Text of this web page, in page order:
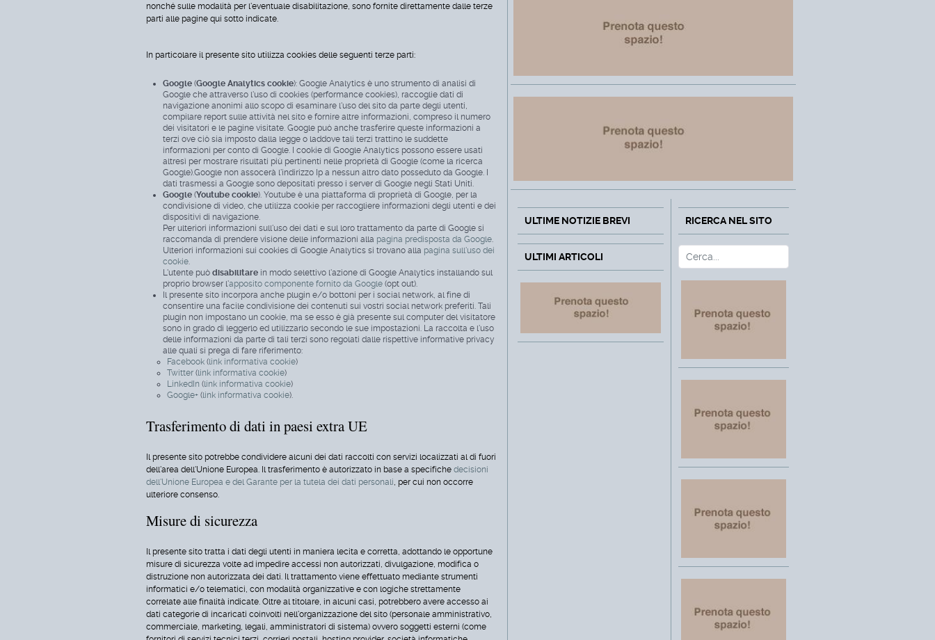
nonché sulle modalità per l'eventuale disabilitazione, sono fornite direttamente dalle terze
parti alle pagine qui sotto indicate.
In particolare il presente sito utilizza cookies delle seguenti terze parti:
Google (Google Analytics cookie): Google Analytics è uno strumento di analisi di
Google che attraverso l'uso di cookies (performance cookies), raccoglie dati di
navigazione anonimi allo scopo di esaminare l'uso del sito da parte degli utenti,
compilare report sulle attività nel sito e fornire altre informazioni, compreso il numero
dei visitatori e le pagine visitate. Google può anche trasferire queste informazioni a
terzi ove ciò sia imposto dalla legge o laddove tali terzi trattino le suddette
informazioni per conto di Google. I cookie di Google Analytics possono essere usati
altresì per mostrare risultati più pertinenti nelle proprietà di Google (come la ricerca
Google).Google non assocerà l'indirizzo Ip a nessun altro dato posseduto da Google. I
dati trasmessi a Google sono depositati presso i server di Google negli Stati Uniti.
Google (Youtube cookie). Youtube è una piattaforma di proprietà di Google, per la
condivisione di video, che utilizza cookie per raccogliere informazioni degli utenti e dei
dispositivi di navigazione.
Per ulteriori informazioni sull'uso dei dati e sul loro trattamento da parte di Google si
raccomanda di prendere visione delle informazioni alla pagina predisposta da Google.
Ulteriori informazioni sui cookies di Google Analytics si trovano alla pagina sull'uso dei
cookie.
L'utente può disabilitare in modo selettivo l'azione di Google Analytics installando sul
proprio browser l'apposito componente fornito da Google (opt out).
Il presente sito incorpora anche plugin e/o bottoni per i social network, al fine di
consentire una facile condivisione dei contenuti sui vostri social network preferiti. Tali
plugin non impostano un cookie, ma se esso è già presente sul computer del visitatore
sono in grado di leggerlo ed utilizzarlo secondo le sue impostazioni. La raccolta e l'uso
delle informazioni da parte di tali terzi sono regolati dalle rispettive informative privacy
alle quali si prega di fare riferimento:
Facebook (link informativa cookie)
Twitter (link informativa cookie)
LinkedIn (link informativa cookie)
Google+ (link informativa cookie).
Trasferimento di dati in paesi extra UE
Il presente sito potrebbe condividere alcuni dei dati raccolti con servizi localizzati al di fuori
dell'area dell'Unione Europea. Il trasferimento è autorizzato in base a specifiche decisioni
dell'Unione Europea e del Garante per la tutela dei dati personali, per cui non occorre
ulteriore consenso.
Misure di sicurezza
Il presente sito tratta i dati degli utenti in maniera lecita e corretta, adottando le opportune
misure di sicurezza volte ad impedire accessi non autorizzati, divulgazione, modifica o
distruzione non autorizzata dei dati. Il trattamento viene effettuato mediante strumenti
informatici e/o telematici, con modalità organizzative e con logiche strettamente
correlate alle finalità indicate. Oltre al titolare, in alcuni casi, potrebbero avere accesso ai
dati categorie di incaricati coinvolti nell'organizzazione del sito (personale amministrativo,
commerciale, marketing, legali, amministratori di sistema) ovvero soggetti esterni (come
ULTIME NOTIZIE BREVI
ULTIMI ARTICOLI
RICERCA NEL SITO
Cerca Type 2 or more characters